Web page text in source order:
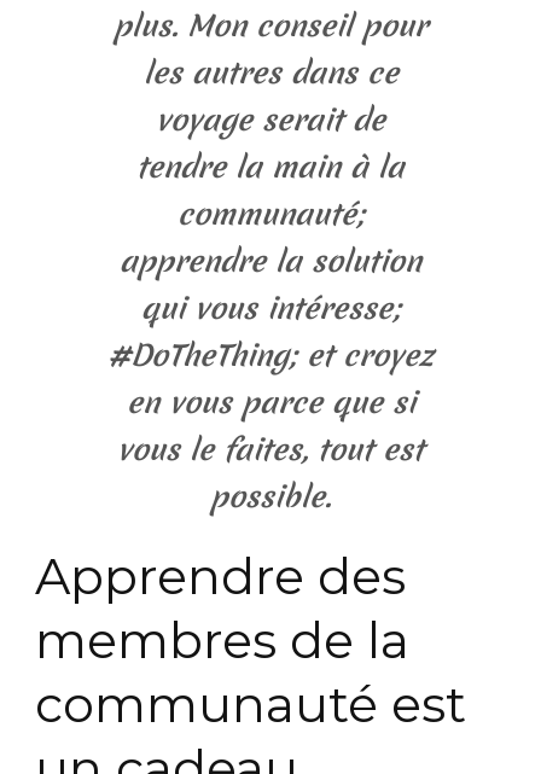
plus. Mon conseil pour
les autres dans ce
voyage serait de
tendre la main à la
communauté;
apprendre la solution
qui vous intéresse;
#DoTheThing; et croyez
en vous parce que si
vous le faites, tout est
possible.
Apprendre des
membres de la
communauté est